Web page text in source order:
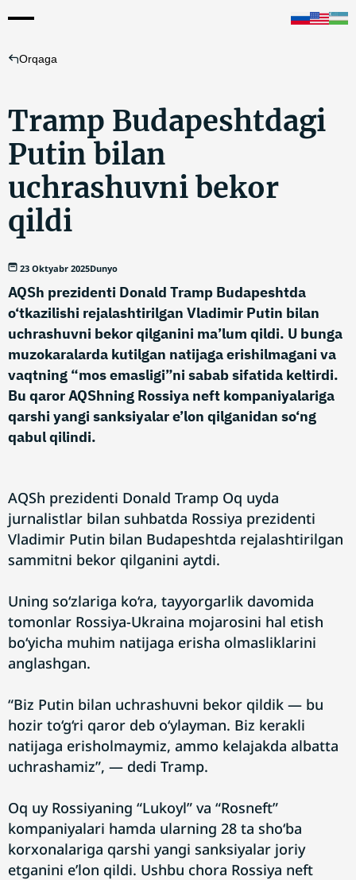
Orqaga
Tramp Budapeshtdagi
Putin bilan
uchrashuvni bekor
qildi
23 Oktyabr 2025Dunyo
AQSh prezidenti Donald Tramp Budapeshtda
o‘tkazilishi rejalashtirilgan Vladimir Putin bilan
uchrashuvni bekor qilganini ma’lum qildi. U bunga
muzokaralarda kutilgan natijaga erishilmagani va
vaqtning “mos emasligi”ni sabab sifatida keltirdi.
Bu qaror AQShning Rossiya neft kompaniyalariga
qarshi yangi sanksiyalar e’lon qilganidan so‘ng
qabul qilindi.
AQSh prezidenti Donald Tramp Oq uyda
jurnalistlar bilan suhbatda Rossiya prezidenti
Vladimir Putin bilan Budapeshtda rejalashtirilgan
sammitni bekor qilganini aytdi.
Uning so‘zlariga ko‘ra, tayyorgarlik davomida
tomonlar Rossiya-Ukraina mojarosini hal etish
bo‘yicha muhim natijaga erisha olmasliklarini
anglashgan.
“Biz Putin bilan uchrashuvni bekor qildik — bu
hozir to‘g‘ri qaror deb o‘ylayman. Biz kerakli
natijaga erisholmaymiz, ammo kelajakda albatta
uchrashamiz”, — dedi Tramp.
Oq uy Rossiyaning “Lukoyl” va “Rosneft”
kompaniyalari hamda ularning 28 ta sho‘ba
korxonalariga qarshi yangi sanksiyalar joriy
etganini e’lon qildi. Ushbu chora Rossiya neft